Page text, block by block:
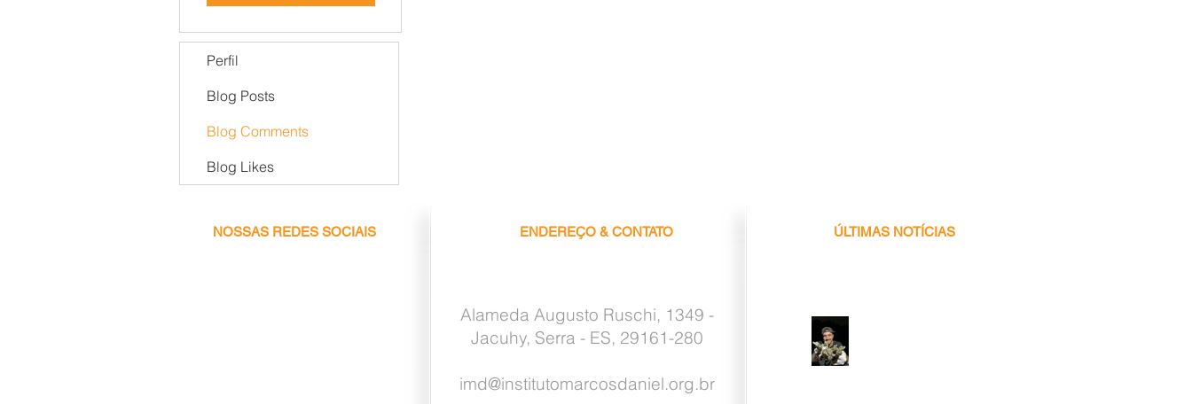
Perfil
Blog Posts
Blog Comments
Blog Likes
NOSSAS REDES SOCIAIS ENDEREÇO & CONTATO ÚLTIMAS NOTÍCIAS
Alameda Augusto Ruschi, 1349 -
Jacuhy, Serra - ES, 29161-280
imd@institutomarcosdaniel.org.br